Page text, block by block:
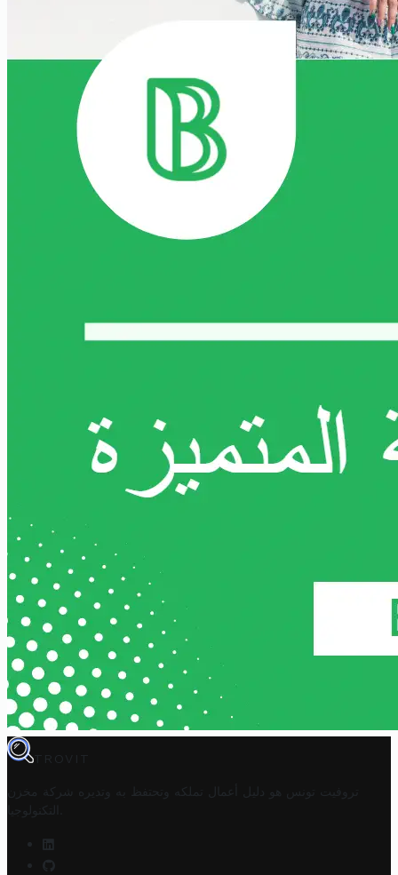
TROVIT
تروفيت تونس هو دليل أعمال تملكه وتحتفظ به وتديره
شركة مخزن
التكنولوجيا